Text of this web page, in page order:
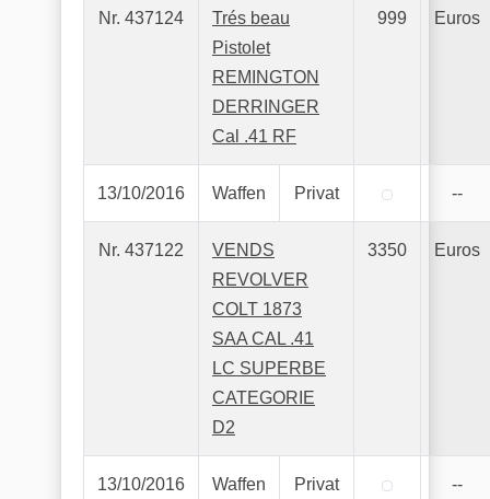
Nr. 437124
Trés beau
Pistolet
REMINGTON
DERRINGER
Cal .41 RF
999 Euros
13/10/2016 Waffen Privat --
Nr. 437122
VENDS
REVOLVER
COLT 1873
SAA CAL .41
LC SUPERBE
CATEGORIE
D2
3350 Euros
13/10/2016 Waffen Privat --